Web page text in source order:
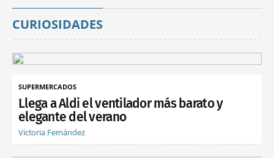
CURIOSIDADES
SUPERMERCADOS
Llega a Aldi el ventilador más barato y
elegante del verano
Victoria Fernández